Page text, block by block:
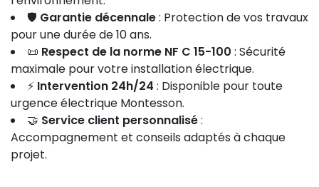
🛡 Garantie décennale: Protection de vos travaux
pour une durée de 10 ans.
📜 Respect de la norme NF C 15-100 : Sécurité
maximale pour votre installation électrique.
⚡ Intervention 24h/24 : Disponible pour toute
urgence électrique Montesson.
🤝 Service client personnalisé:
Accompagnement et conseils adaptés à chaque
projet.